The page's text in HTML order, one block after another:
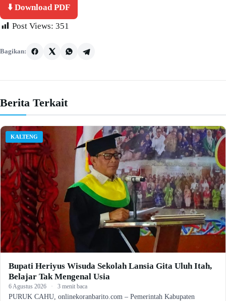
⬇️ Download PDF
Post Views: 351
Bagikan:
Berita Terkait
KALTENG
Bupati Heriyus Wisuda Sekolah Lansia Gita Uluh Itah,
Belajar Tak Mengenal Usia
6 Agustus 2026 · 3 menit baca
PURUK CAHU, onlinekoranbarito.com – Pemerintah Kabupaten